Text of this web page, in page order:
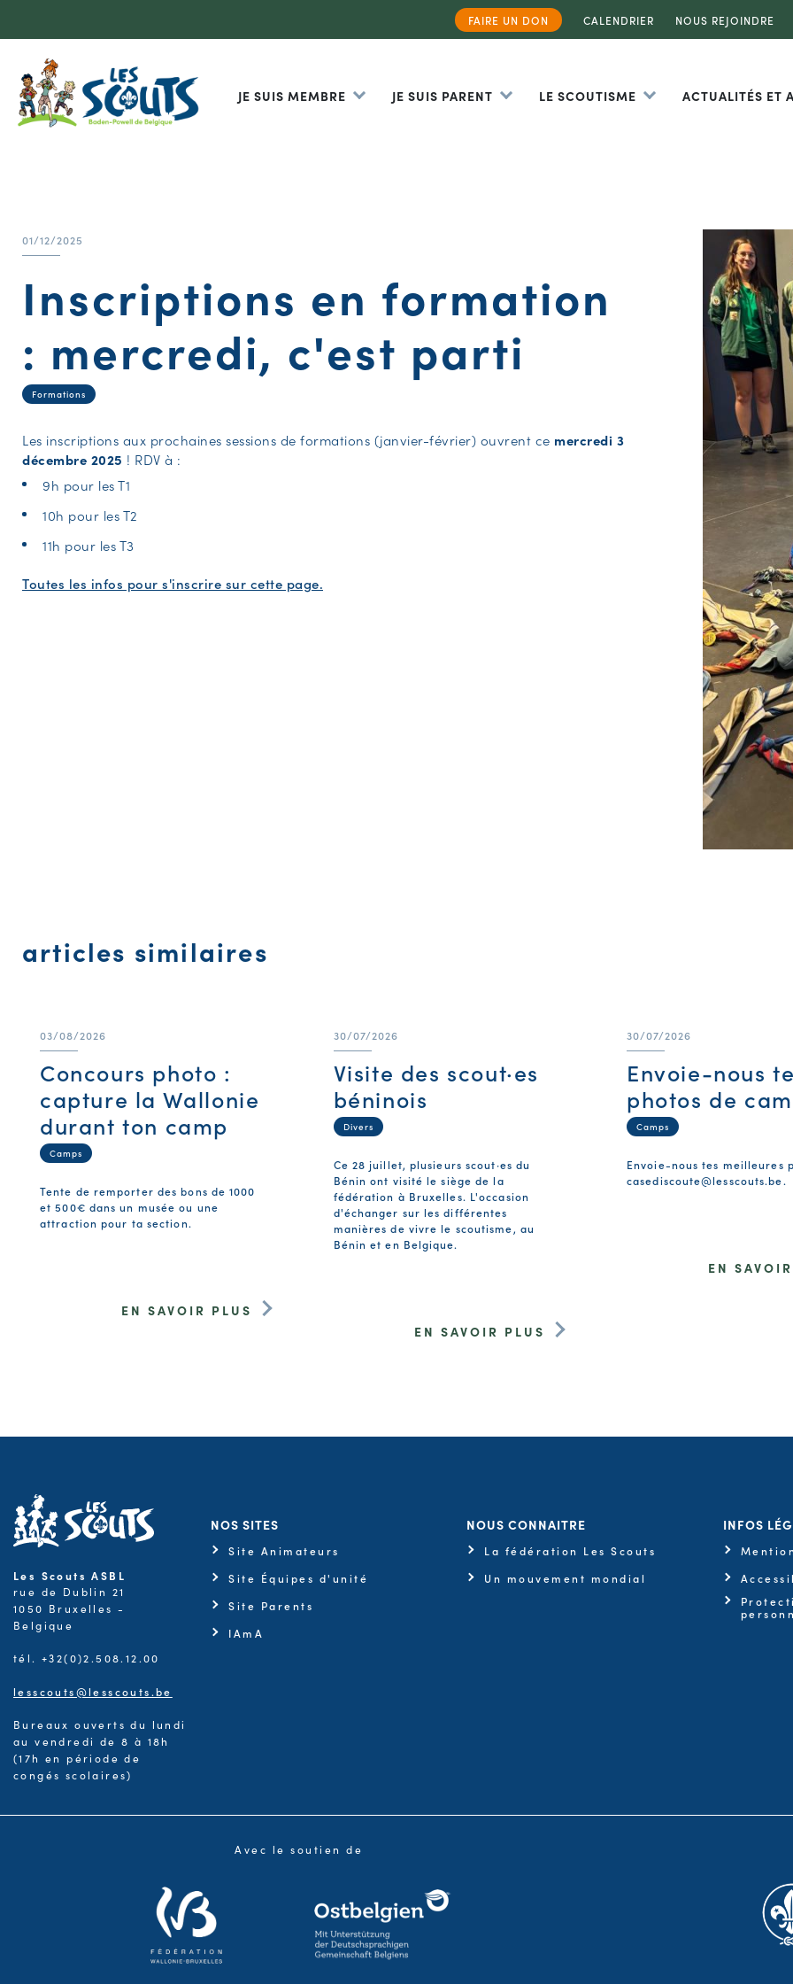
FAIRE UN DON CALENDRIER NOUS REJOINDRE
JE SUIS MEMBRE JE SUIS PARENT LE SCOUTISME ACTUALITÉS ET
01/12/2025
Inscriptions en formation
: mercredi, c'est parti
Formations
Les inscriptions aux prochaines sessions de formations (janvier-février) ouvrent ce mercredi 3
décembre 2025 ! RDV à :
9h pour les T1
10h pour les T2
11h pour les T3
Toutes les infos pour s'inscrire sur cette page.
articles similaires
03/08/2026
Concours photo :
capture la Wallonie
durant ton camp
Camps
Tente de remporter des bons de 1000
et 500€ dans un musée ou une
attraction pour ta section.
EN SAVOIR PLUS
30/07/2026
Visite des scout·es
béninois
Divers
Ce 28 juillet, plusieurs scout·es du
Bénin ont visité le siège de la
fédération à Bruxelles. L'occasion
d'échanger sur les différentes
manières de vivre le scoutisme, au
Bénin et en Belgique.
EN SAVOIR PLUS
30/07/2026
Envoie-nous
photos de
Camps
Envoie-nous tes meilleures
casediscoute@lesscouts.be.
EN
Les Scouts ASBL
rue de Dublin 21
1050 Bruxelles -
Belgique
tél. +32(0)2.508.12.00
lesscouts@lesscouts.be
Bureaux ouverts du lundi
au vendredi de 8 à 18h
(17h en période de
congés scolaires)
NOS SITES
Site Animateurs
Site Équipes d'unité
Site Parents
IAmA
NOUS CONNAITRE
La fédération Les Scouts
Un mouvement mondial
INFOS
Avec le soutien de